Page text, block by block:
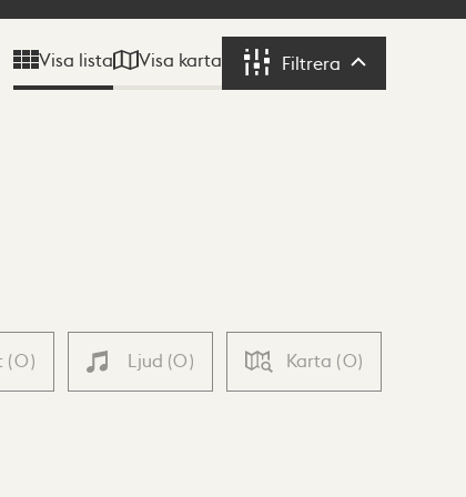
Visa lista Visa karta Filtrera Filtrera
(0) Ljud (0) Karta (0)